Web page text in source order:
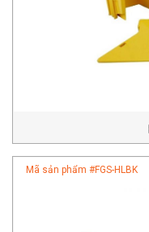
Mã sản phẩm #FGS-HLBK